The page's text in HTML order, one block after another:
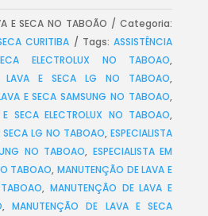
E SECA NO TABOÃO
Categoria:
CURITIBA
Tags:ASSISTÊNCIA
ELECTROLUX NO TABOAO,
LAVA E SECA LG NO TABOAO,
E SECA SAMSUNG NO TABOAO,
E SECA ELECTROLUX NO TABOAO,
SECA LG NO TABOAO,ESPECIALISTA
NO TABOAO, ESPECIALISTA EM
TABOAO,MANUTENÇÃO DE LAVA E
, MANUTENÇÃO DE LAVA E
,MANUTENÇÃO DE LAVA E SECA